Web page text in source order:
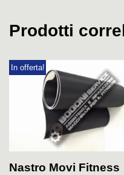
Prodotti
In offerta!
Nastro Movi Fitness